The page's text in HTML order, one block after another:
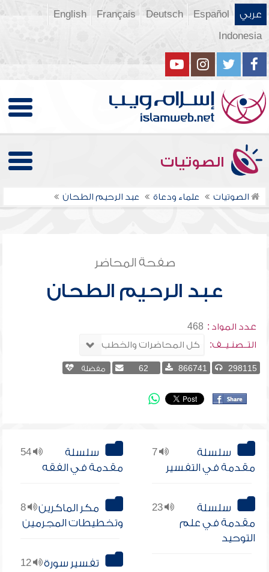
عربي Español
Deutsch
Français
English
Indonesia
الصوتيات
الصوتيات علماء ودعاة عبد الرحيم الطحان
صفحة المحاضر
عبد الرحيم الطحان
عدد المواد : 468
التــصنـيــف:
298115
866741
62 مفضلة
7
سلسلة
مقدمة في التفسير
54
سلسلة
مقدمة في الفقه
23
سلسلة
مقدمة في علم
التوحيد
8
مكر الماكرين
وتخطيطات المجرمين
12
تفسير سورة